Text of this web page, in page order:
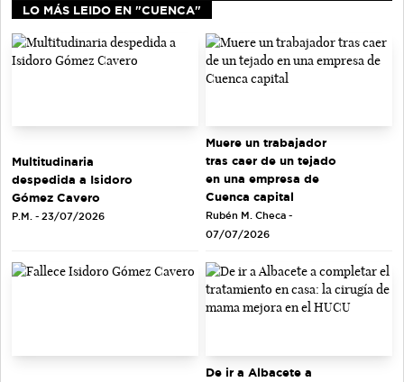
LO MÁS LEIDO EN "CUENCA"
Multitudinaria
despedida a Isidoro
Gómez Cavero
P.M. - 23/07/2026
Muere un trabajador
tras caer de un tejado
en una empresa de
Cuenca capital
Rubén M. Checa -
07/07/2026
De ir a Albacete a